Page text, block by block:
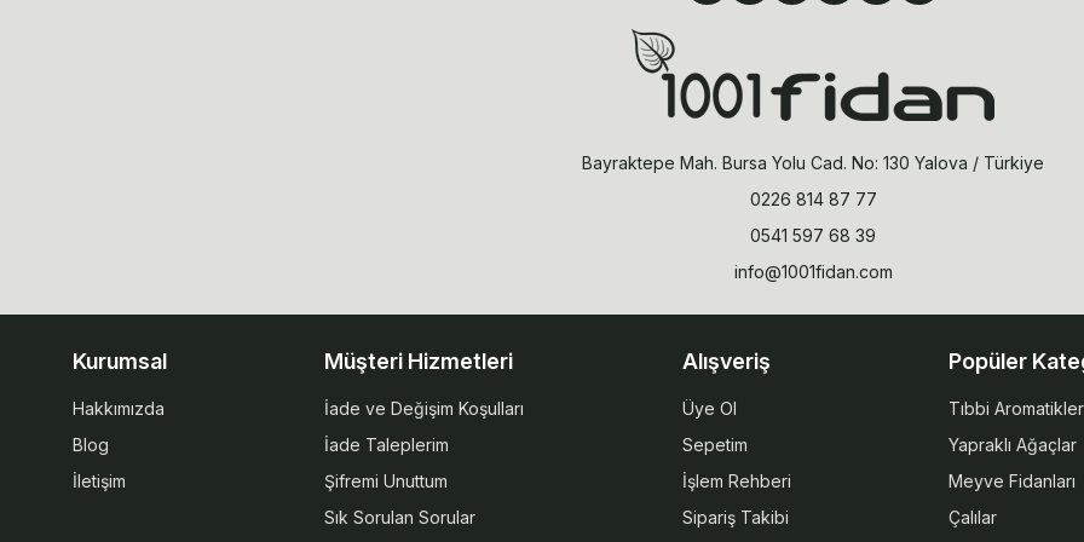
Bayraktepe Mah. Bursa Yolu Cad. No: 130 Yalova / Türkiye
0226 814 87 77
0541 597 68 39
info@1001fidan.com
Kurumsal
Hakkımızda
Blog
İletişim
Müşteri Hizmetleri
İade ve Değişim Koşulları
İade Taleplerim
Şifremi Unuttum
Sık Sorulan Sorular
Alışveriş
Üye Ol
Sepetim
İşlem Rehberi
Sipariş Takibi
Popüler
Tıbbi Aromatikler
Yapraklı Ağaçlar
Meyve Fidanları
Çalılar